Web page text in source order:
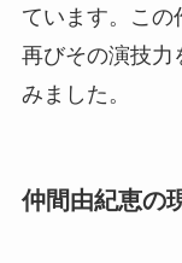
ています。この
再びその演技力
みました。
仲間由紀恵の